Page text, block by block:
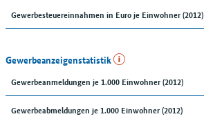
Gewerbesteuereinnahmen in Euro je Einwohner (2012)
Gewerbeanzeigenstatistik
Gewerbeanmeldungen je 1.000 Einwohner (2012)
Gewerbeabmeldungen je 1.000 Einwohner (2012)